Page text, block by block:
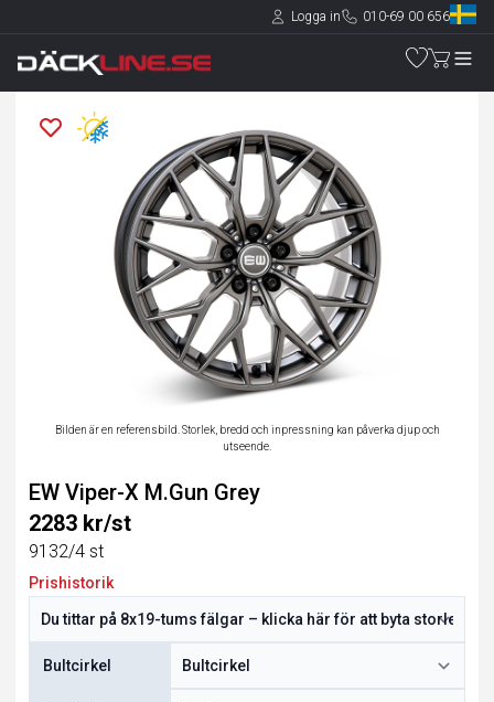
Logga in 010-69 00 656
Bilden är en referensbild. Storlek, bredd och inpressning kan påverka djup och
utseende.
EW Viper-X M.Gun Grey
2283 kr/st
9132/4 st
Prishistorik
Bultcirkel